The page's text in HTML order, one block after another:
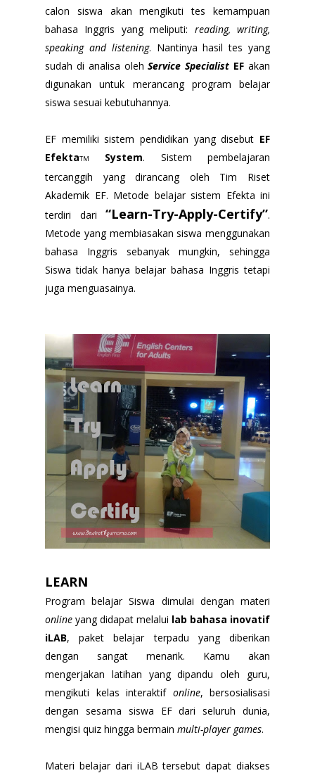
calon siswa akan mengikuti tes kemampuan
bahasa Inggris yang meliputi: reading, writing,
speaking and listening. Nantinya hasil tes yang
sudah di analisa olehService Specialist EF akan
digunakan untuk merancang program belajar
siswa sesuai kebutuhannya.
EF memiliki sistem pendidikan yang disebut EF
EfektaTM System. Sistem pembelajaran
tercanggih yang dirancang oleh Tim Riset
Akademik EF. Metode belajar sistem Efekta ini
terdiri dari “Learn-Try-Apply-Certify”.
Metode yang membiasakan siswa menggunakan
bahasa Inggris sebanyak mungkin, sehingga
Siswa tidak hanya belajar bahasa Inggris tetapi
juga menguasainya.
LEARN
Program belajar Siswa dimulai dengan materi
online yang didapat melalui lab bahasa inovatif
iLAB, paket belajar terpadu yang diberikan
dengan sangat menarik. Kamu akan
mengerjakan latihan yang dipandu oleh guru,
mengikuti kelas interaktif online, bersosialisasi
dengan sesama siswa EF dari seluruh dunia,
mengisi quiz hingga bermain multi-player games.
Materi belajar dari iLAB tersebut dapat diakses